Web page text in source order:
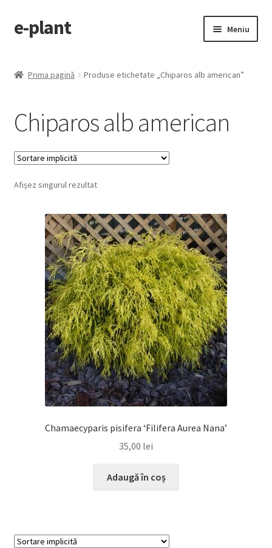
Sari
la
Sari
la
e-plant Meniu
Contact
Checkout
Prima pagină Produse etichetate „Chiparos alb american”
Chiparos alb american
Afișez singurul rezultat
Chamaecyparis pisifera ‘Filifera Aurea Nana’
35,00 lei
Adaugă în coș